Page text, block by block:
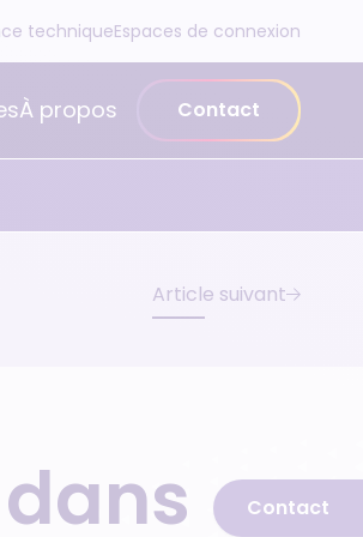
techniqueEspaces de connexion
À propos Contact
Contact
Article suivant